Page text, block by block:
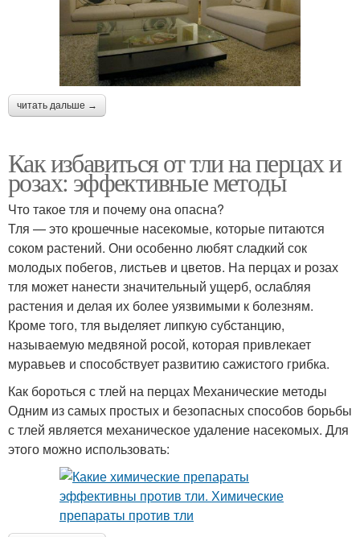
читать дальше →
Как избавиться от тли на перцах и
розах: эффективные методы
Что такое тля и почему она опасна?
Тля — это крошечные насекомые, которые питаются
соком растений. Они особенно любят сладкий сок
молодых побегов, листьев и цветов. На перцах и розах
тля может нанести значительный ущерб, ослабляя
растения и делая их более уязвимыми к болезням.
Кроме того, тля выделяет липкую субстанцию,
называемую медвяной росой, которая привлекает
муравьев и способствует развитию сажистого грибка.
Как бороться с тлей на перцах Механические методы
Одним из самых простых и безопасных способов борьбы
с тлей является механическое удаление насекомых. Для
этого можно использовать: